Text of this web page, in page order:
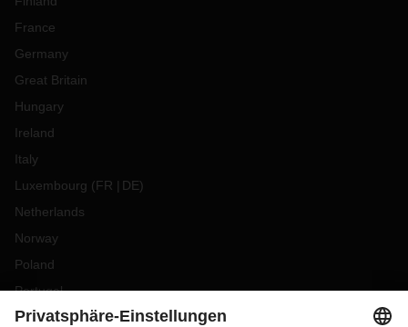
France
Germany
Great Britain
Hungary
Ireland
Italy
Luxembourg (FR DE)
Netherlands
Norway
Poland
Portugal
Romania